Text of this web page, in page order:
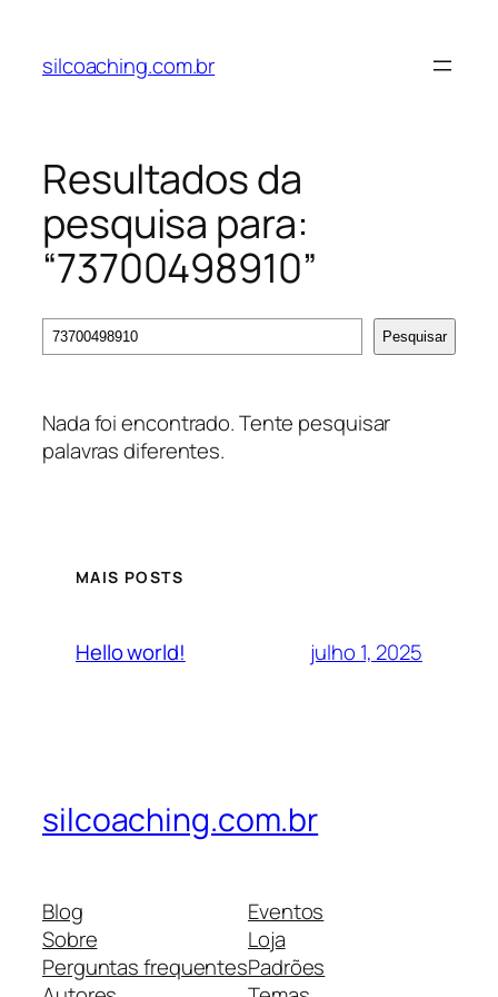
silcoaching.com.br
Resultados da
pesquisa para:
“73700498910”
Pesquisa Pesquisar
Nada foi encontrado. Tente pesquisar
palavras diferentes.
MAIS POSTS
Hello world! julho 1, 2025
silcoaching.com.br
Blog
Sobre
Perguntas frequentes
Eventos
Loja
Padrões